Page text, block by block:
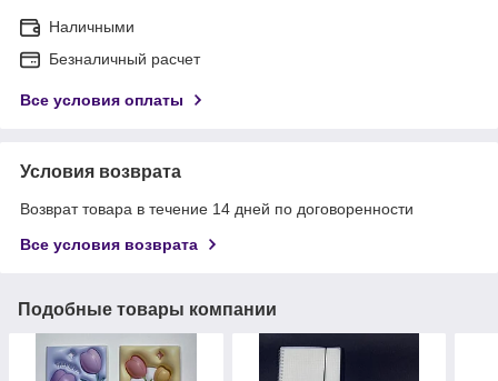
Наличными
Безналичный расчет
Все условия оплаты
Условия возврата
Возврат товара в течение 14 дней по договоренности
Все условия возврата
Подобные товары компании